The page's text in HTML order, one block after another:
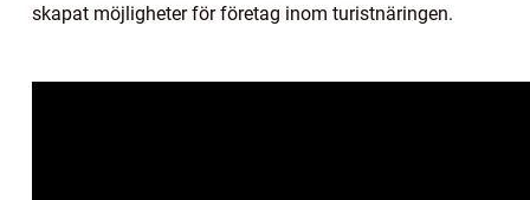
skapat möjligheter för företag inom turistnäringen.